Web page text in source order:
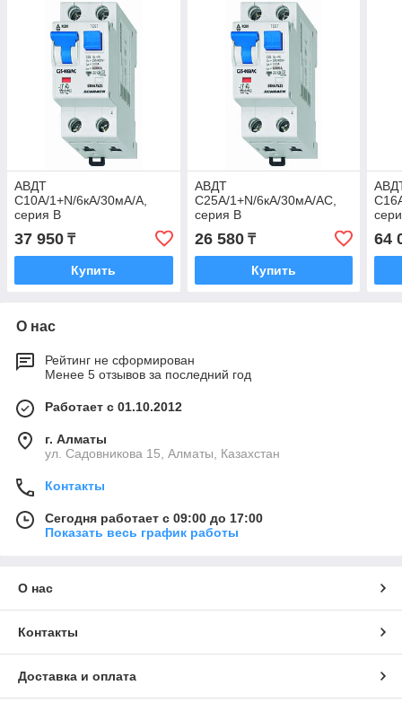
АВДТ
C10А/1+N/6кА/30мА/A,
серия B
37 950 ₸
Купить
АВДТ
C25А/1+N/6кА/30мА/AC,
серия B
26 580₸
Купить
64
О нас
Рейтинг не сформирован
Менее 5 отзывов за последний год
Работает с 01.10.2012
г. Алматы
ул. Садовникова 15, Алматы, Казахстан
Контакты
Сегодня работает с 09:00 до 17:00
Показать весь график работы
О нас
Контакты
Доставка и оплата